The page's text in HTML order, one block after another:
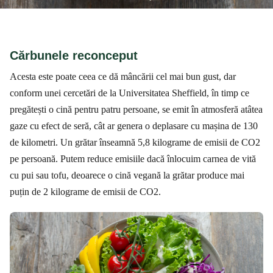
Cărbunele reconceput
Acesta este poate ceea ce dă mâncării cel mai bun gust, dar
conform unei cercetări de la Universitatea Sheffield, în timp ce
pregătești o cină pentru patru persoane, se emit în atmosferă atâtea
gaze cu efect de seră, cât ar genera o deplasare cu mașina de 130
de kilometri. Un grătar înseamnă 5,8 kilograme de emisii de CO2
pe persoană. Putem reduce emisiile dacă înlocuim carnea de vită
cu pui sau tofu, deoarece o cină vegană la grătar produce mai
puțin de 2 kilograme de emisii de CO2.